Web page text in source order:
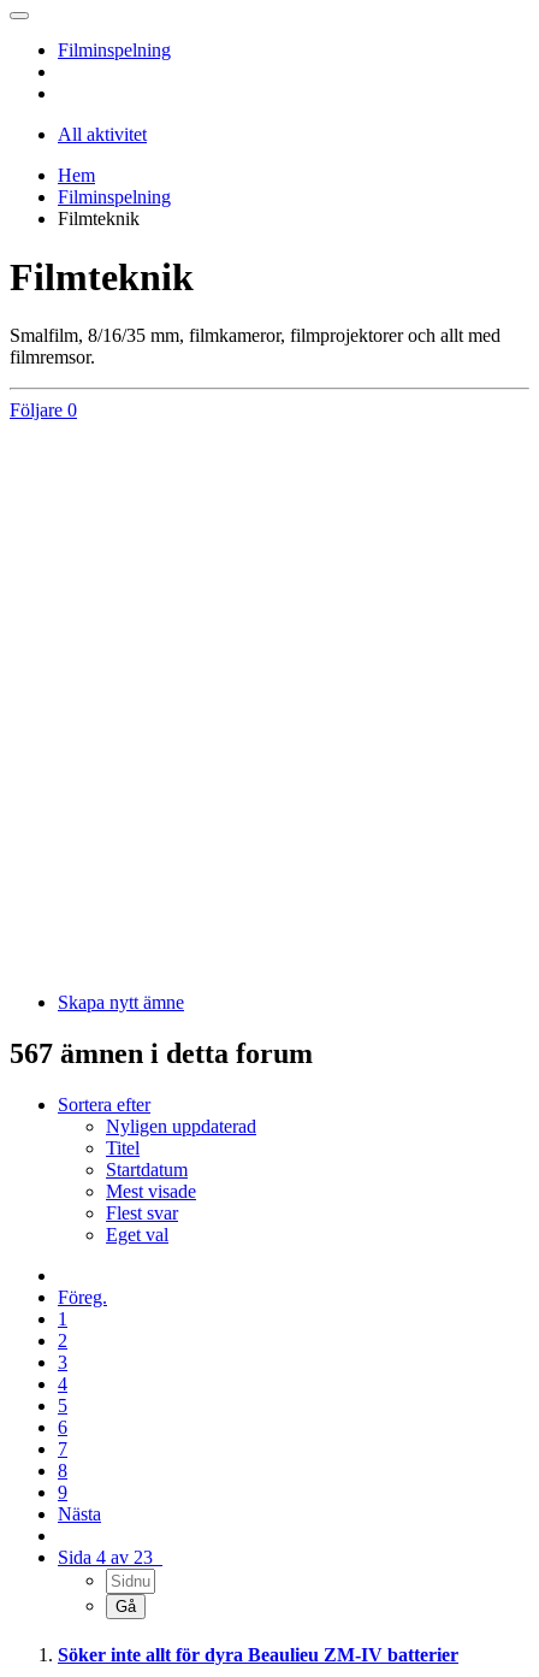
Filminspelning
All aktivitet
Hem
Filminspelning
Filmteknik
Filmteknik
Smalfilm, 8/16/35 mm, filmkameror, filmprojektorer och allt med
filmremsor.
Följare 0
Skapa nytt ämne
567 ämnen i detta forum
Sortera efter
Nyligen uppdaterad
Titel
Startdatum
Mest visade
Flest svar
Eget val
Föreg.
1
2
3
4
5
6
7
8
9
Nästa
Sida 4 av 23
Söker inte allt för dyra Beaulieu ZM-IV batterier